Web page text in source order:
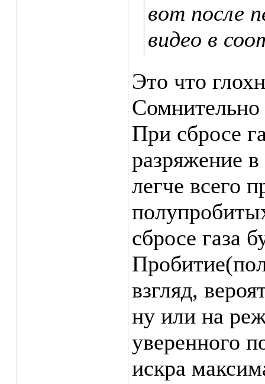
вот после
видео в
Это что
При сбросе
разряжение
легче всего
сбросе газа
взгляд,
ну или на
уверенного
искра